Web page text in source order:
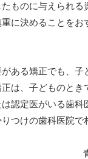
ものに与えられ
に決めることをお
ある矯正でも、
は、子どものと
認定医がいる歯
つけの歯科医院で